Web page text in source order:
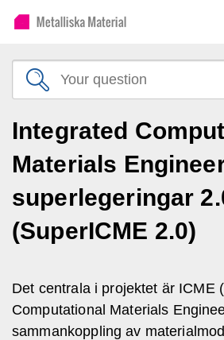
Integrated
Materials
superlegeringar
(SuperICME 2.0)
Det centrala i projektet är ICME
Computational Materials
sammankoppling av